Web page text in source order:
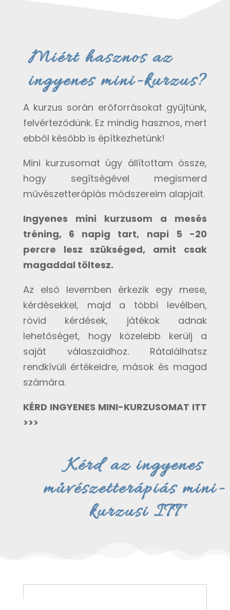
Miért hasznos az
ingyenes mini-kurzus?
A kurzus során erőforrásokat gyűjtünk,
felvérteződünk. Ez mindig hasznos, mert
ebből később is építkezhetünk!
Mini kurzusomat úgy állítottam össze,
hogy segítségével megismerd
művészetterápiás módszereim alapjait.
Ingyenes mini kurzusom a mesés
tréning, 6 napig tart, napi 5 -20
percre lesz szükséged, amit csak
magaddal töltesz.
Az első levemben érkezik egy mese,
kérdésekkel, majd a többi levélben,
rövid kérdések, játékok adnak
lehetőséget, hogy közelebb kerülj a
saját válaszaidhoz. Rátalálhatsz
rendkívüli értékeidre, mások és magad
számára.
KÉRD INGYENES MINI-KURZUSOMAT ITT
>>>
Kérd az ingyenes
művészetterápiás mini-
kurzusi ITT